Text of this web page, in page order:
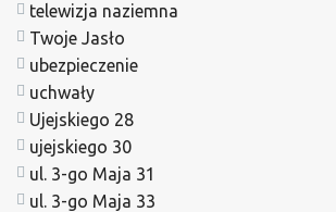
telewizja naziemna
Twoje Jasło
ubezpieczenie
uchwały
Ujejskiego 28
ujejskiego 30
ul. 3-go Maja 31
ul. 3-go Maja 33